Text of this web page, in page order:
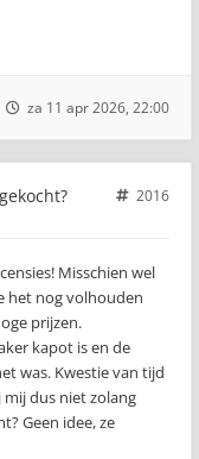
za 11 apr 2026, 22:00
2016
Misschien wel
het nog volhouden
prijzen.
kapot is en de
was. Kwestie van tijd
dus niet zolang
Geen idee, ze